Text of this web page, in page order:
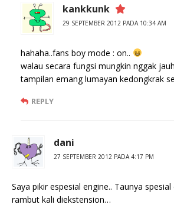
kankkunk
29 SEPTEMBER 2012 PADA 10:34 AM
hahaha..fans boy mode : on..
walau secara fungsi mungkin nggak
tampilan emang lumayan kedongkrak
REPLY
dani
27 SEPTEMBER 2012 PADA 4:17 PM
Saya pikir espesial engine.. Taunya
rambut kali diekstension…